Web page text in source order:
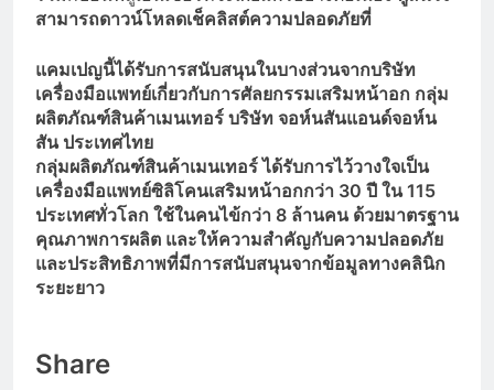
สามารถดาวน์โหลดเช็คลิสต์ความปลอดภัยที่
แคมเปญนี้ได้รับการสนับสนุนในบางส่วนจากบริษัท
เครื่องมือแพทย์เกี่ยวกับการศัลยกรรมเสริมหน้าอก กลุ่ม
ผลิตภัณฑ์สินค้าเมนเทอร์ บริษัท จอห์นสันแอนด์จอห์น
สัน ประเทศไทย
กลุ่มผลิตภัณฑ์สินค้าเมนเทอร์ ได้รับการไว้วางใจเป็น
เครื่องมือแพทย์ซิลิโคนเสริมหน้าอกกว่า 30 ปี ใน 115
ประเทศทั่วโลก ใช้ในคนไข้กว่า 8 ล้านคน ด้วยมาตรฐาน
คุณภาพการผลิต และให้ความสำคัญกับความปลอดภัย
และประสิทธิภาพที่มีการสนับสนุนจากข้อมูลทางคลินิก
ระยะยาว
Share